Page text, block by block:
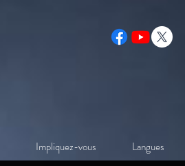
Impliquez-vous Langues